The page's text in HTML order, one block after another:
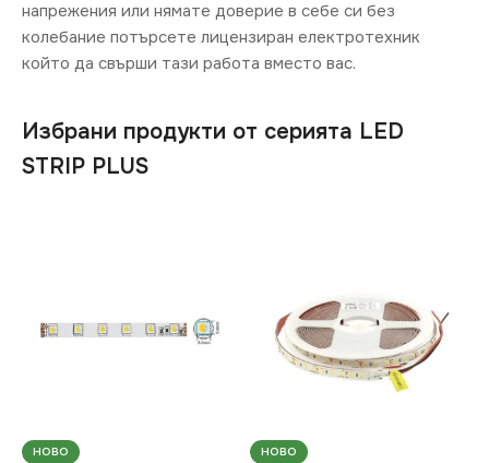
напрежения или нямате доверие в себе си без
колебание потърсете лицензиран електротехник
който да свърши тази работа вместо вас.
Избрани продукти от серията LED
STRIP PLUS
НОВО НОВО